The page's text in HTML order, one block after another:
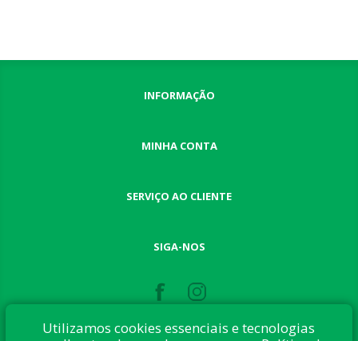
INFORMAÇÃO
MINHA CONTA
SERVIÇO AO CLIENTE
SIGA-NOS
Utilizamos cookies essenciais e tecnologias